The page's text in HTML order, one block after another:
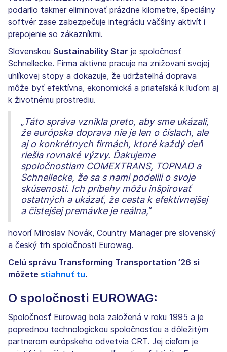
podarilo takmer eliminovať prázdne kilometre, špeciálny
softvér zase zabezpečuje integráciu väčšiny aktivít i
prepojenie so zákazníkmi.
Slovenskou Sustainability Star je spoločnosť
Schnellecke. Firma aktívne pracuje na znižovaní svojej
uhlíkovej stopy a dokazuje, že udržateľná doprava
môže byť efektívna, ekonomická a priateľská k ľuďom aj
k životnému prostrediu.
„Táto správa vznikla preto, aby sme ukázali,
že európska doprava nie je len o číslach, ale
aj o konkrétnych firmách, ktoré každý deň
riešia rovnaké výzvy. Ďakujeme
spoločnostiam COMEXTRANS, TOPNAD a
Schnellecke, že sa s nami podelili o svoje
skúsenosti. Ich príbehy môžu inšpirovať
ostatných a ukázať, že cesta k efektívnejšej
a čistejšej premávke je reálna,“
hovorí Miroslav Novák, Country Manager pre slovenský
a český trh spoločnosti Eurowag.
Celú správu Transforming Transportation ’26 si
môžete stiahnuť tu.
O spoločnosti EUROWAG:
Spoločnosť Eurowag bola založená v roku 1995 a je
poprednou technologickou spoločnosťou a dôležitým
partnerom európskeho odvetvia CRT. Jej cieľom je